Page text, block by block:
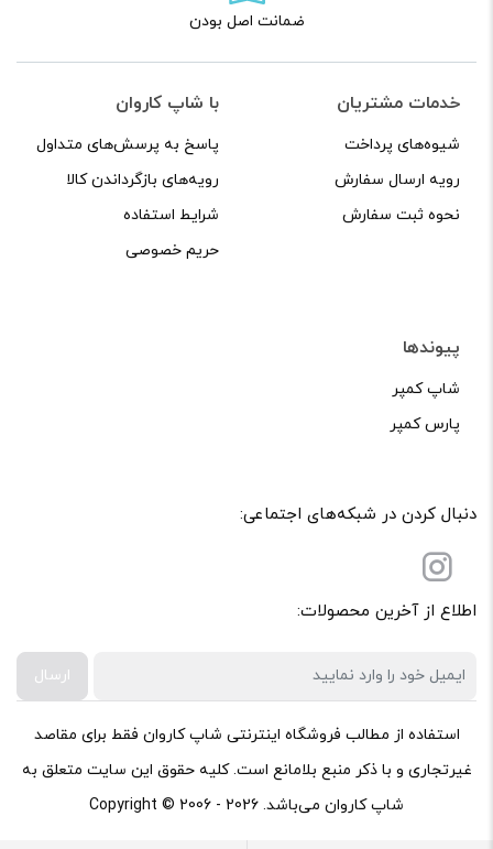
ضمانت اصل بودن
خدمات مشتریان
شیوه‌های پرداخت
رویه ارسال سفارش
نحوه ثبت سفارش
با شاپ کاروان
پاسخ به پرسش‌های متداول
رویه‌های بازگرداندن کالا
شرایط استفاده
حریم خصوصی
پیوندها
شاپ کمپر
پارس کمپر
دنبال کردن در شبکه‌های اجتماعی:
اطلاع از آخرین محصولات:
ارسال
استفاده از مطالب فروشگاه اینترنتی شاپ کاروان فقط برای مقاصد
غیرتجاری و با ذکر منبع بلامانع است. کلیه حقوق این سایت متعلق به
شاپ کاروان می‌باشد. Copyright © 2006 - 2026